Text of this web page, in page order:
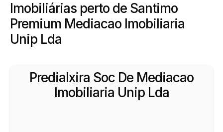
Imobiliárias perto de Santimo
Premium Mediacao Imobiliaria
Unip Lda
Predialxira Soc De Mediacao
Imobiliaria Unip Lda